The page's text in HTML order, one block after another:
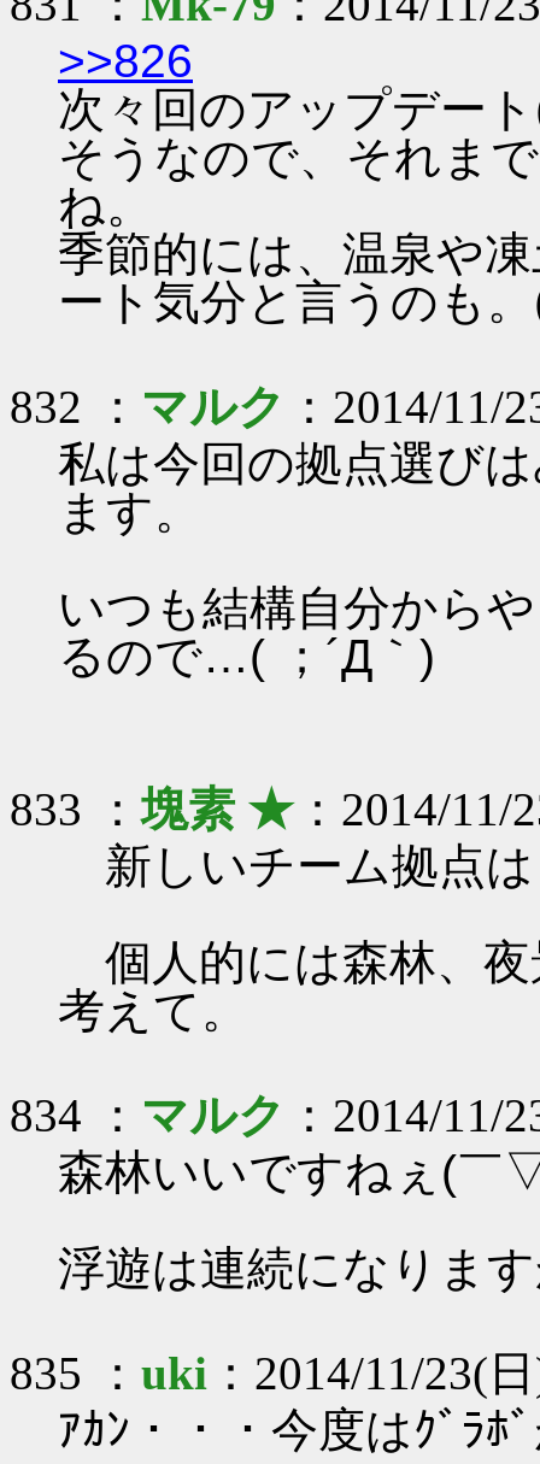
>>826
次々回のアップデー
そうなので、それま
ね。
季節的には、温泉や
ート気分と言うのも
832 ： マルク ：2014/11/
私は今回の拠点選び
ます。
いつも結構自分から
るので…( ；´Д｀)
833 ：塊素 ★：2014/11/
新しいチーム拠点
個人的には森林、夜
考えて。
834 ： マルク ：2014/11/
森林いいですねぇ(￣
浮遊は連続になりま
835 ： uki ：2014/11/23(
ｱｶﾝ・・・今度はｸﾞﾗﾎ